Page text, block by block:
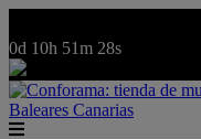
0d 10h 51m 28s
Baleares Canarias